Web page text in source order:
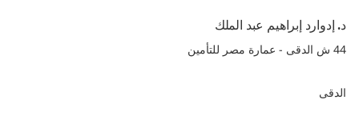
د. إدوارد إبراهيم عبد الملك
44 ش الدقى - عمارة مصر للتأمين
الدقى